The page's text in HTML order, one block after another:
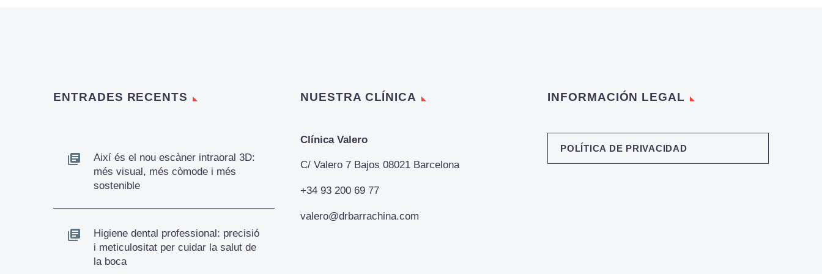
ENTRADES RECENTS
Així és el nou escàner intraoral 3D:
més visual, més còmode i més
sostenible
Higiene dental professional: precisió
i meticulositat per cuidar la salut de
la boca
NUESTRA CLÍNICA
Clínica Valero
C/ Valero 7 Bajos 08021 Barcelona
+34 93 200 69 77
valero@drbarrachina.com
INFORMACIÓN LEGAL
POLÍTICA DE PRIVACIDAD